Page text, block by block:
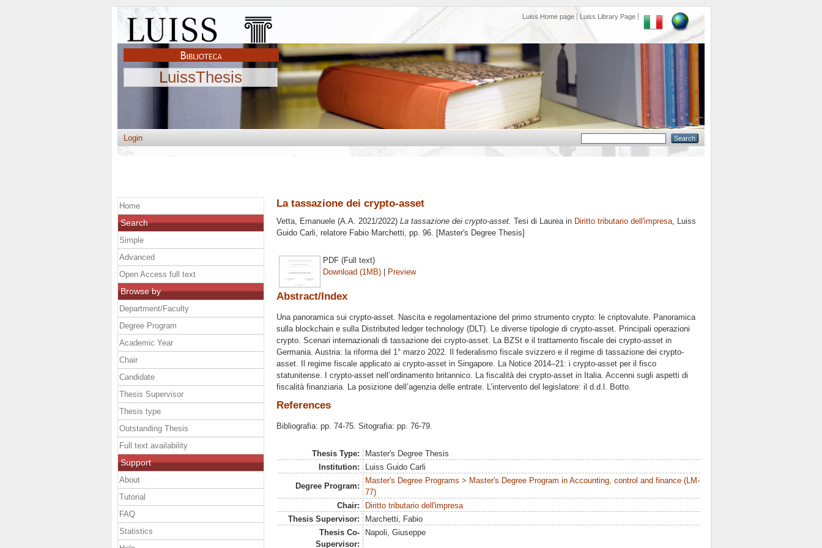
Luiss Home page Luiss Library Page
LuissThesis
Login
La tassazione dei crypto-asset
Vetta, Emanuele (A.A. 2021/2022) La tassazione dei crypto-asset. Tesi di Laurea in Diritto tributario dell'impresa, Luiss
Guido Carli, relatore Fabio Marchetti, pp. 96. [Master's Degree Thesis]
PDF (Full text)
Download (1MB) | Preview
Abstract/Index
Una panoramica sui crypto-asset. Nascita e regolamentazione del primo strumento crypto: le criptovalute. Panoramica
sulla blockchain e sulla Distributed ledger technology (DLT). Le diverse tipologie di crypto-asset. Principali operazioni
crypto. Scenari internazionali di tassazione dei crypto-asset. La BZSt e il trattamento fiscale dei crypto-asset in
Germania. Austria: la riforma del 1° marzo 2022. Il federalismo fiscale svizzero e il regime di tassazione dei crypto-
asset. Il regime fiscale applicato ai crypto-asset in Singapore. La Notice 2014–21: i crypto-asset per il fisco
statunitense. I crypto-asset nell’ordinamento britannico. La fiscalità dei crypto-asset in Italia. Accenni sugli aspetti di
fiscalità finanziaria. La posizione dell’agenzia delle entrate. L’intervento del legislatore: il d.d.l. Botto.
References
Bibliografia: pp. 74-75. Sitografia: pp. 76-79.
Thesis Type:
Master's Degree Thesis
Institution:
Luiss Guido Carli
Degree Program:
Master's Degree Programs > Master's Degree Program in Accounting, control and finance (LM-
77)
Chair:
Diritto tributario dell'impresa
Thesis Supervisor:
Marchetti, Fabio
Thesis Co-
Supervisor:
Napoli, Giuseppe
Home
Search
Simple
Advanced
Open Access full text
Browse by
Department/Faculty
Degree Program
Academic Year
Chair
Candidate
Thesis Supervisor
Thesis type
Outstanding Thesis
Full text availability
Support
About
Tutorial
FAQ
Statistics